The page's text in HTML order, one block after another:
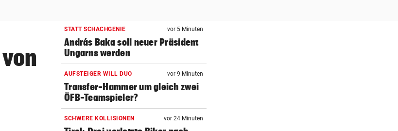
STATT SCHACHGENIE vor 5 Minuten
András Baka soll neuer Präsident
Ungarns werden
AUFSTEIGER WILL DUO vor 9 Minuten
Transfer-Hammer um gleich zwei
ÖFB-Teamspieler?
SCHWERE KOLLISIONEN vor 24 Minuten